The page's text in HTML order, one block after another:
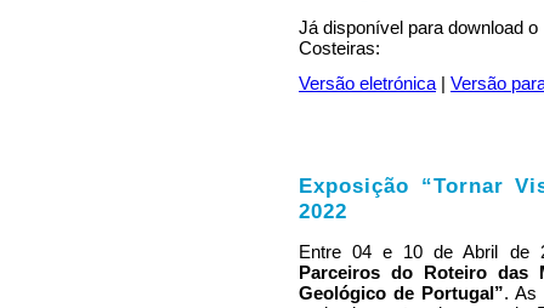
Já disponível para download
Costeiras:
Versão eletrónica | Versão
Exposição “Tornar
2022
Entre 04 e 10 de Abril de
Parceiros do Roteiro das
Geológico de Portugal”. As